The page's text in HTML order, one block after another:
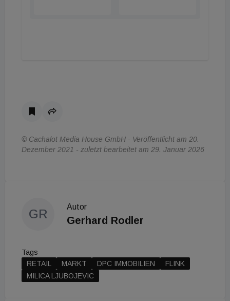
© Cachalot Media House GmbH - Veröffentlicht am 20.
Dezember 2021 - zuletzt bearbeitet am 29. Januar 2026
GR
Autor
Gerhard Rodler
Tags
RETAIL
MARKT DPC IMMOBILIEN
FLINK
MILICA LJUBOJEVIC